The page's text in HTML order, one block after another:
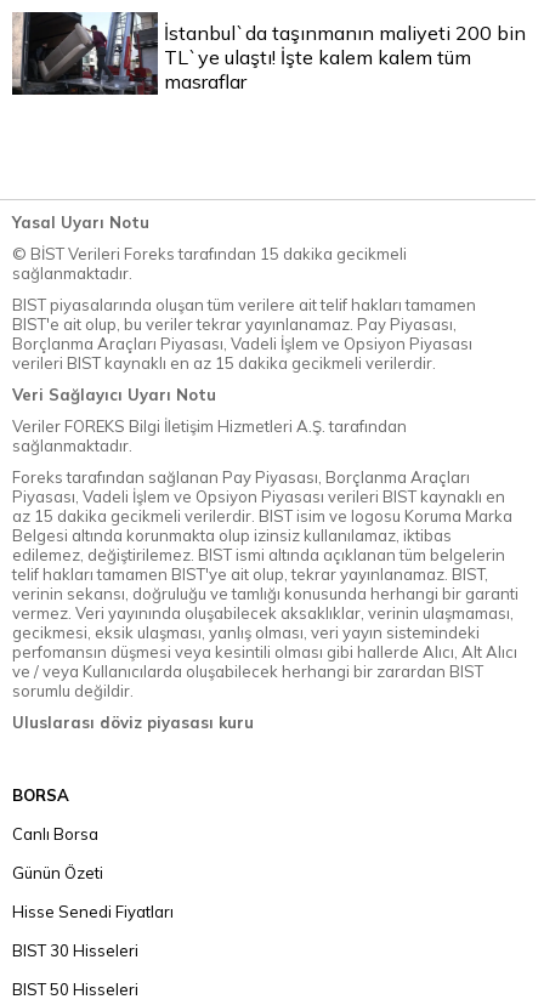
İstanbul`da taşınmanın maliyeti 200 bin
TL`ye ulaştı! İşte kalem kalem tüm
masraflar
Yasal Uyarı Notu
© BİST Verileri Foreks tarafından 15 dakika gecikmeli
sağlanmaktadır.
BIST piyasalarında oluşan tüm verilere ait telif hakları tamamen
BIST'e ait olup, bu veriler tekrar yayınlanamaz. Pay Piyasası,
Borçlanma Araçları Piyasası, Vadeli İşlem ve Opsiyon Piyasası
verileri BIST kaynaklı en az 15 dakika gecikmeli verilerdir.
Veri Sağlayıcı Uyarı Notu
Veriler FOREKS Bilgi İletişim Hizmetleri A.Ş. tarafından
sağlanmaktadır.
Foreks tarafından sağlanan Pay Piyasası, Borçlanma Araçları
Piyasası, Vadeli İşlem ve Opsiyon Piyasası verileri BIST kaynaklı en
az 15 dakika gecikmeli verilerdir. BIST isim ve logosu Koruma Marka
Belgesi altında korunmakta olup izinsiz kullanılamaz, iktibas
edilemez, değiştirilemez. BIST ismi altında açıklanan tüm belgelerin
telif hakları tamamen BIST'ye ait olup, tekrar yayınlanamaz. BIST,
verinin sekansı, doğruluğu ve tamlığı konusunda herhangi bir garanti
vermez. Veri yayınında oluşabilecek aksaklıklar, verinin ulaşmaması,
gecikmesi, eksik ulaşması, yanlış olması, veri yayın sistemindeki
perfomansın düşmesi veya kesintili olması gibi hallerde Alıcı, Alt Alıcı
ve / veya Kullanıcılarda oluşabilecek herhangi bir zarardan BIST
sorumlu değildir.
Uluslarası döviz piyasası kuru
BORSA
Canlı Borsa
Günün Özeti
Hisse Senedi Fiyatları
BIST 30 Hisseleri
BIST 50 Hisseleri